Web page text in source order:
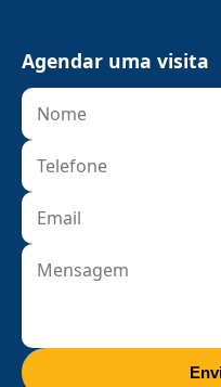
Agendar uma visita